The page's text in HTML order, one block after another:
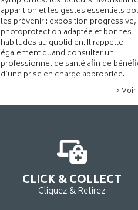
apparition et les gestes essentiels
les prévenir : exposition progressive,
photoprotection adaptée et bonnes
habitudes au quotidien. Il rappelle
également quand consulter un
professionnel de santé afin de
d’une prise en charge appropriée.
>
CLICK & COLLECT
Cliquez & Retirez